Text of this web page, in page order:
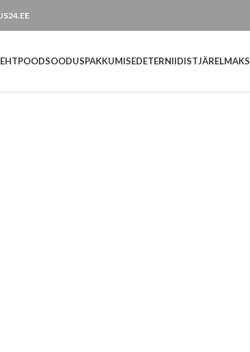
POODSOODUSPAKKUMISEDETERNIIDISTJÄRELMAKS